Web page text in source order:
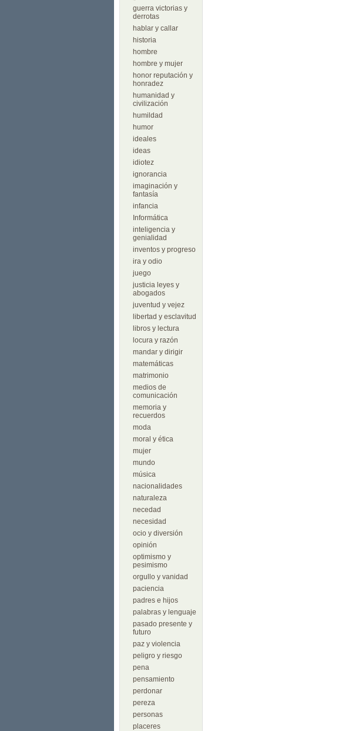
guerra victorias y
derrotas
hablar y callar
historia
hombre
hombre y mujer
honor reputación y
honradez
humanidad y
civilización
humildad
humor
ideales
ideas
idiotez
ignorancia
imaginación y
fantasía
infancia
Informática
inteligencia y
genialidad
inventos y progreso
ira y odio
juego
justicia leyes y
abogados
juventud y vejez
libertad y esclavitud
libros y lectura
locura y razón
mandar y dirigir
matemáticas
matrimonio
medios de
comunicación
memoria y
recuerdos
moda
moral y ética
mujer
mundo
música
nacionalidades
naturaleza
necedad
necesidad
ocio y diversión
opinión
optimismo y
pesimismo
orgullo y vanidad
paciencia
padres e hijos
palabras y lenguaje
pasado presente y
futuro
paz y violencia
peligro y riesgo
pena
pensamiento
perdonar
pereza
personas
placeres